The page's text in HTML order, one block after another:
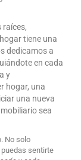
raíces,
tiene una
dedicamos a
en cada
y
hogar, una
una nueva
sea
No solo
sentirte